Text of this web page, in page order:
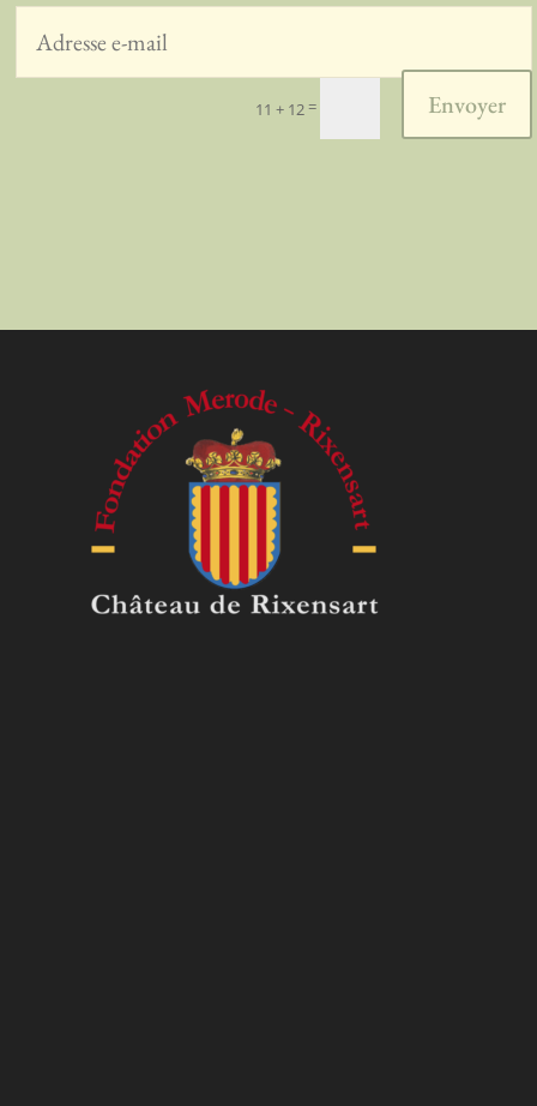
11 + 12= Envoyer